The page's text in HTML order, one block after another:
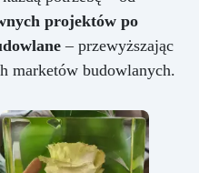
projektów po
– przewyższając
marketów budowlanych.